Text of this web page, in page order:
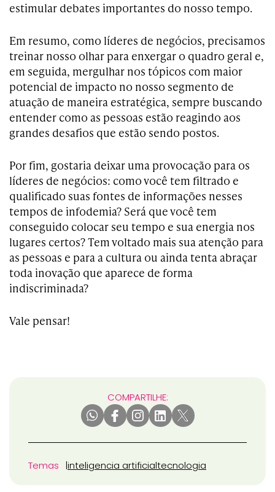
estimular debates importantes do nosso tempo.
Em resumo, como líderes de negócios, precisamos
treinar nosso olhar para enxergar o quadro geral e,
em seguida, mergulhar nos tópicos com maior
potencial de impacto no nosso segmento de
atuação de maneira estratégica, sempre buscando
entender como as pessoas estão reagindo aos
grandes desafios que estão sendo postos.
Por fim, gostaria deixar uma provocação para os
líderes de negócios: como você tem filtrado e
qualificado suas fontes de informações nesses
tempos de infodemia? Será que você tem
conseguido colocar seu tempo e sua energia nos
lugares certos? Tem voltado mais sua atenção para
as pessoas e para a cultura ou ainda tenta abraçar
toda inovação que aparece de forma
indiscriminada?
Vale pensar!
COMPARTILHE:
Temas inteligencia artificialtecnologia